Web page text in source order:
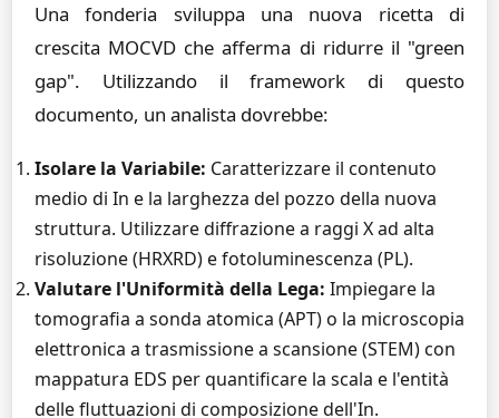
Una fonderia sviluppa una nuova ricetta di
crescita MOCVD che afferma di ridurre il "green
gap". Utilizzando il framework di questo
documento, un analista dovrebbe:
Isolare la Variabile: Caratterizzare il contenuto
medio di In e la larghezza del pozzo della nuova
struttura. Utilizzare diffrazione a raggi X ad alta
risoluzione (HRXRD) e fotoluminescenza (PL).
Valutare l'Uniformità della Lega: Impiegare la
tomografia a sonda atomica (APT) o la microscopia
elettronica a trasmissione a scansione (STEM) con
mappatura EDS per quantificare la scala e l'entità
delle fluttuazioni di composizione dell'In.